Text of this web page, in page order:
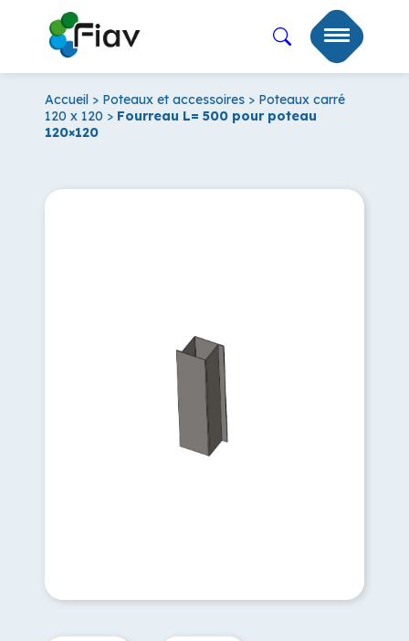
Accueil > Poteaux et accessoires > Poteaux carré
120 x 120 > Fourreau L= 500 pour poteau
120×120